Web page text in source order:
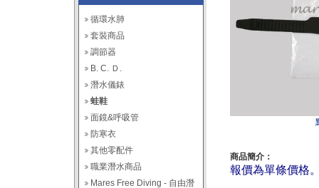
循環水肺
套裝商品
調節器
B. C. Ｄ.
潛水儀錶
蛙鞋
面鏡&呼吸管
防寒衣
其他零配件
職業潛水商品
Mares Free Diving - 自由潛
商品簡介：
報價為單條價格